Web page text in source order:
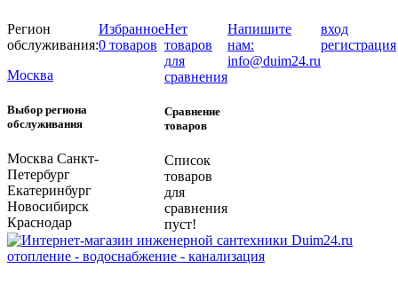
Регион
обслуживания:
Москва
Выбор региона
обслуживания
Москва Санкт-
Петербург
Екатеринбург
Новосибирск
Краснодар
Избранное
0 товаров
Нет
товаров
для
сравнения
Сравнение
товаров
Список
товаров
для
сравнения
пуст!
Напишите
нам:
info@duim24.ru
вход
регистрация
отопление - водоснабжение - канализация